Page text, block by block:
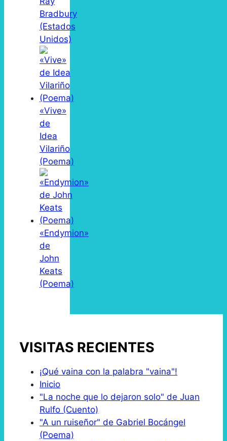
Bradbury
(Estados
Unidos)
«Vive»
de
Idea
Vilariño
(Poema)
«Endymion»
de
John
Keats
(Poema)
VISITAS RECIENTES
¡Qué vaina con la palabra "vaina"!
Inicio
"La noche que lo dejaron solo" de Juan
Rulfo (Cuento)
"A un ruiseñor" de Gabriel Bocángel
(Poema)